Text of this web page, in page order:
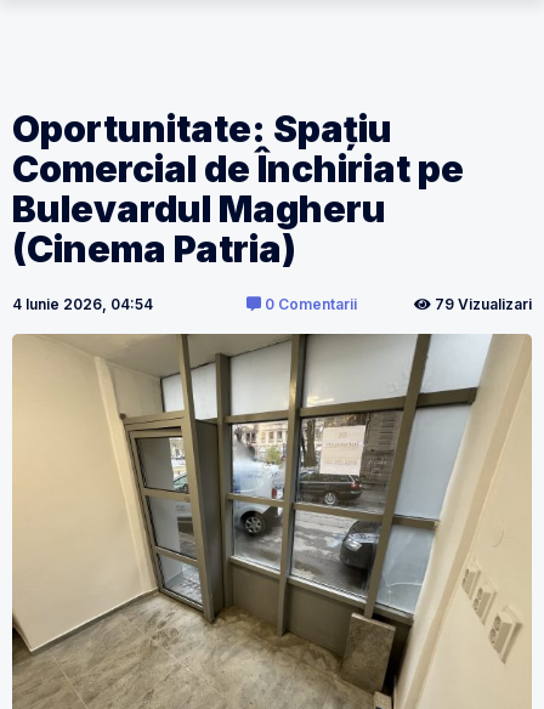
Oportunitate: Spațiu
Comercial de Închiriat pe
Bulevardul Magheru
(Cinema Patria)
4 Iunie 2026, 04:54 0 Comentarii 79 Vizualizari